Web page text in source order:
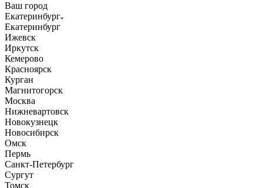
Ваш город
Екатеринбург
Екатеринбург
Ижевск
Иркутск
Кемерово
Красноярск
Курган
Магнитогорск
Москва
Нижневартовск
Новокузнецк
Новосибирск
Омск
Пермь
Санкт-Петербург
Сургут
Томск